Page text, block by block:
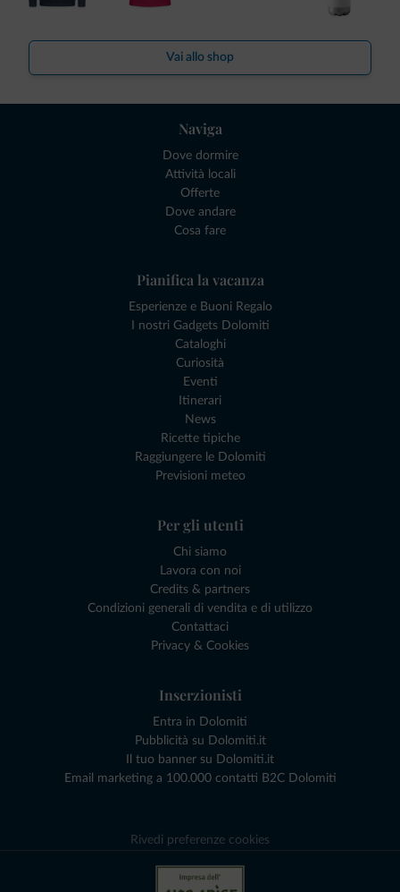
Vai allo shop
Naviga
Dove dormire
Attività locali
Offerte
Dove andare
Cosa fare
Pianifica la vacanza
Esperienze e Buoni Regalo
I nostri Gadgets Dolomiti
Cataloghi
Curiosità
Eventi
Itinerari
News
Ricette tipiche
Raggiungere le Dolomiti
Previsioni meteo
Per gli utenti
Chi siamo
Lavora con noi
Credits & partners
Condizioni generali di vendita e di utilizzo
Contattaci
Privacy & Cookies
Inserzionisti
Entra in Dolomiti
Pubblicità su Dolomiti.it
Il tuo banner su Dolomiti.it
Email marketing a 100.000 contatti B2C Dolomiti
Rivedi preferenze cookies